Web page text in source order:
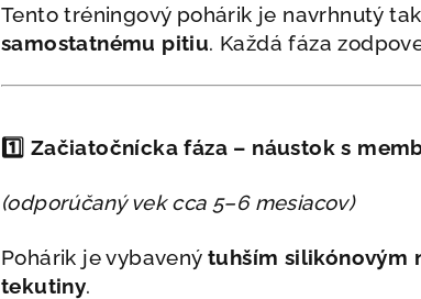
Tento tréningový pohárik je navrhnutý
samostatnému pitiu. Každá fáza
1️⃣ Začiatočnícka fáza – náustok s
(odporúčaný vek cca 5–6 mesiacov)
Pohárik je vybavený tuhším silikónovým
tekutiny.